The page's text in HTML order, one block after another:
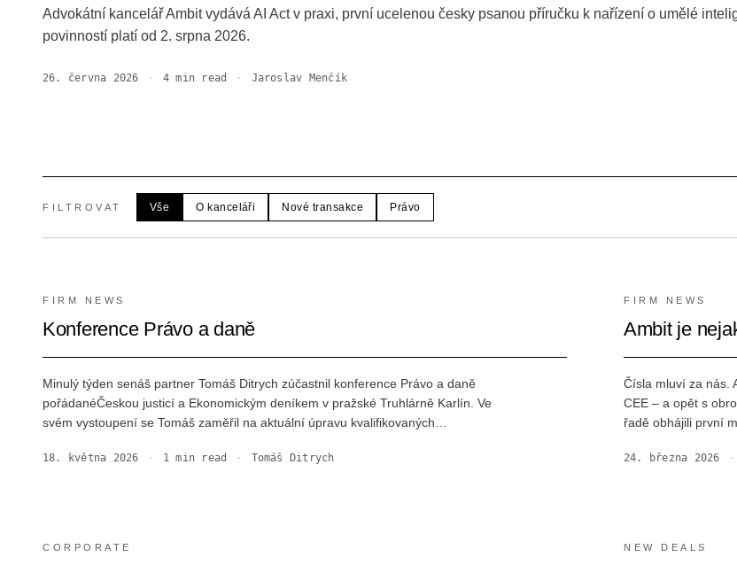
Advokátní kancelář Ambit vydává AI Act v praxi, první ucelenou česky psanou příručku k nařízení o umělé
povinností platí od 2. srpna 2026.
26. června 2026 · 4 min read · Jaroslav Menčík
FILTROVAT Vše O kanceláři Nové transakce Právo
FIRM NEWS
Konference Právo a daně
Minulý týden senáš partner Tomáš Ditrych zúčastnil konference Právo a daně
pořádanéČeskou justicí a Ekonomickým deníkem v pražské Truhlárně Karlín. Ve
svém vystoupení se Tomáš zaměřil na aktuální úpravu kvalifikovaných…
18. května 2026 · 1 min read · Tomáš Ditrych
FIRM NEWS
Ambit je
Čísla mluví za nás.
CEE – a opět s
řadě obhájili první
24. března 2026 ·
CORPORATE NEW DEALS